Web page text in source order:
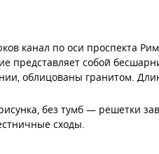
канал по оси проспекта
представляет собой
облицованы гранитом.
без тумб — решетки
сходы.